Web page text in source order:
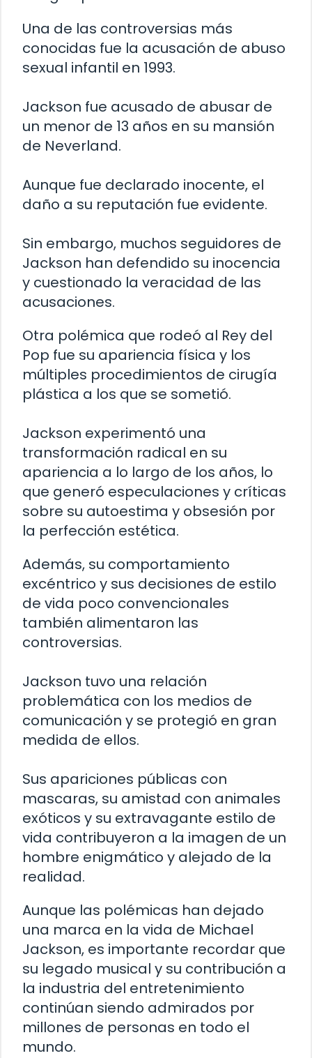
Una de las controversias más
conocidas fue la acusación de abuso
sexual infantil en 1993.
Jackson fue acusado de abusar de
un menor de 13 años en su mansión
de Neverland.
Aunque fue declarado inocente, el
daño a su reputación fue evidente.
Sin embargo, muchos seguidores de
Jackson han defendido su inocencia
y cuestionado la veracidad de las
acusaciones.
Otra polémica que rodeó al Rey del
Pop fue su apariencia física y los
múltiples procedimientos de cirugía
plástica a los que se sometió.
Jackson experimentó una
transformación radical en su
apariencia a lo largo de los años, lo
que generó especulaciones y críticas
sobre su autoestima y obsesión por
la perfección estética.
Además, su comportamiento
excéntrico y sus decisiones de estilo
de vida poco convencionales
también alimentaron las
controversias.
Jackson tuvo una relación
problemática con los medios de
comunicación y se protegió en gran
medida de ellos.
Sus apariciones públicas con
mascaras, su amistad con animales
exóticos y su extravagante estilo de
vida contribuyeron a la imagen de un
hombre enigmático y alejado de la
realidad.
Aunque las polémicas han dejado
una marca en la vida de Michael
Jackson, es importante recordar que
su legado musical y su contribución a
la industria del entretenimiento
continúan siendo admirados por
millones de personas en todo el
mundo.